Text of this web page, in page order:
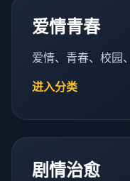
爱情青春
爱情、青春、校园
进入分类
剧情治愈